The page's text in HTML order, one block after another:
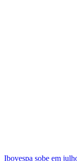
Ibovespa sobe em